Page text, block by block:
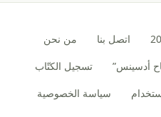
اتصل بنا
من نحن
أدسينس”
تسجيل الكتّاب
سياسة الخصوصية